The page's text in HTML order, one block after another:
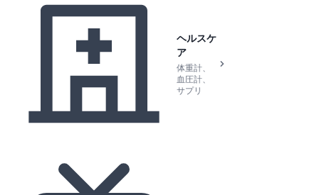
ヘルスケ
ア
体重計、
血圧計、
サプリ